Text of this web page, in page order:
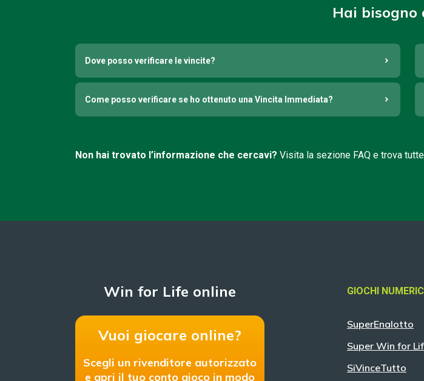
Hai bisogno
Dove posso verificare le vincite?
Come posso verificare se ho ottenuto una Vincita Immediata?
Non hai trovato l’informazione che cercavi? Visita la sezione FAQ e trova
Win for Life online
Vuoi giocare online?
Scegli un rivenditore autorizzato
e apri il tuo conto gioco in modo
GIOCHI NUMERICI
SuperEnalotto
Super Win for
SiVinceTutto